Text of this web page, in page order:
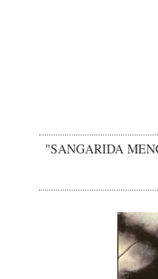
"SANGARIDA